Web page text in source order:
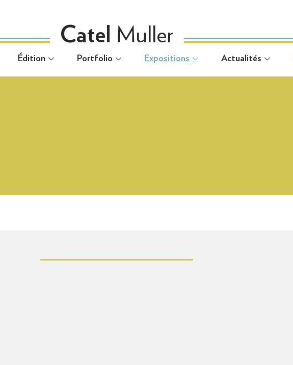
Catel Muller
Expositions
Catel Muller
Édition Portfolio Expositions Actualités